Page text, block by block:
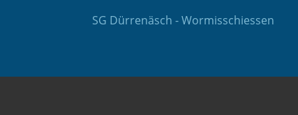
SG Dürrenäsch - Wormisschiessen